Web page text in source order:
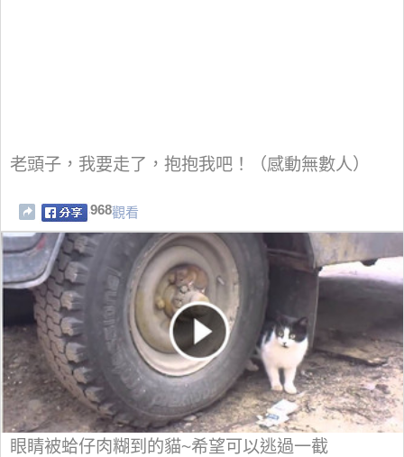
老頭子，我要走了，抱抱我吧！（感動無數人）
968觀看
眼睛被蛤仔肉糊到的貓~希望可以逃過一截